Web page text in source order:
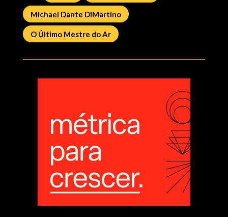
Michael Dante DiMartino
O Último Mestre do Ar